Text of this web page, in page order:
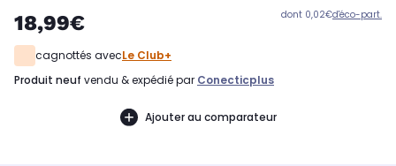
18,99€ dont 0,02€d'éco-part.
cagnottés avecLe Club+
produit neuf vendu & expédié par Conecticplus
Ajouter au comparateur